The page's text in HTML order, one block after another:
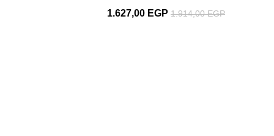
1.914,00EGP
1.627,00 EGP